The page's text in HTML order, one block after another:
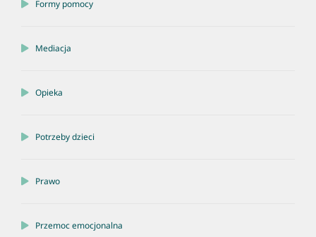
Formy pomocy
Mediacja
Opieka
Potrzeby dzieci
Prawo
Przemoc emocjonalna